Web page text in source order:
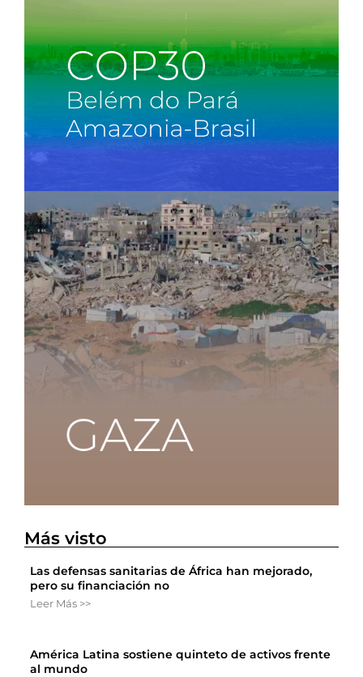
Más visto
Las defensas sanitarias de África han mejorado,
pero su financiación no
Leer Más >>
América Latina sostiene quinteto de activos frente
al mundo